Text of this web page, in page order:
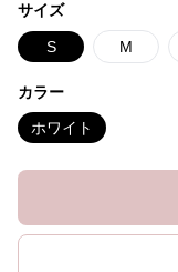
サイズ
S M
カラー
ホワイト